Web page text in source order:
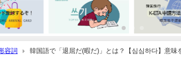
容詞 韓国語で「退屈だ(暇だ)」とは？【심심하다】意味